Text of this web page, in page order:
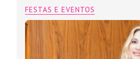
FESTAS E EVENTOS